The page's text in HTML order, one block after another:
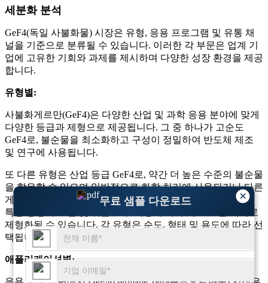
×
무료 샘플 다운로드
세분화 분석
GeF4(독일 사불화물) 시장은 유형, 응용 프로그램 및 유통 채
널을 기준으로 분류될 수 있습니다. 이러한 각 부문은 업계 기
업에 고유한 기회와 과제를 제시하며 다양한 성장 환경을 제공
합니다.
유형별:
사불화게르만(GeF4)은 다양한 산업 및 과학 응용 분야에 맞게
다양한 등급과 제형으로 제공됩니다. 그 중 하나가 고순도
GeF4로, 불순물을 최소화하고 구성이 정밀하여 반도체 제조
및 연구에 사용됩니다.
또 다른 유형은 산업 등급 GeF4로, 약간 더 높은 수준의 불순물
을 함유할 수 있으며 일반적으로 화학 처리에 사용되거나 다른
게르마늄 기반 화합물의 전구체로 사용됩니다. 또한 GeF4는
특정 공정의 보관 및 취급 요구 사항에 따라 가스 또는 액체로
제형화될 수 있습니다. 각 유형은 순도, 형태 및 용도에 따라 선
택됩니다.
애플리케이션별: